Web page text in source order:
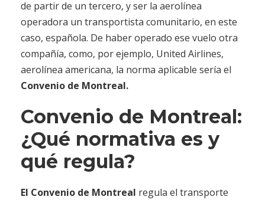
de partir de un tercero, y ser la aerolínea
operadora un transportista comunitario, en este
caso, española. De haber operado ese vuelo otra
compañía, como, por ejemplo, United Airlines,
aerolínea americana, la norma aplicable sería el
Convenio de Montreal.
Convenio de Montreal:
¿Qué normativa es y
qué regula?
El Convenio de Montreal regula el transporte